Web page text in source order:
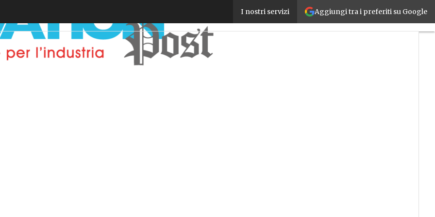
Aggiungi tra i preferiti su Google
I nostri servizi
Il mercato dell’Automazione continuerà a